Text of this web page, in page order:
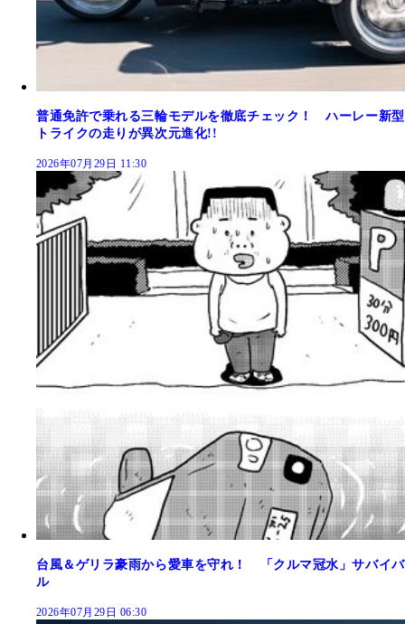
普通免許で乗れる三輪モデルを徹底チェック！ ハーレー新型
トライクの走りが異次元進化!!
2026年07月29日 11:30
台風＆ゲリラ豪雨から愛車を守れ！ 「クルマ冠水」サバイバ
ル
2026年07月29日 06:30